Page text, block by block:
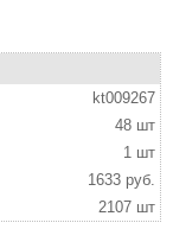
kt009267
48 шт
1 шт
1633 руб.
2107 шт